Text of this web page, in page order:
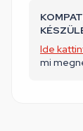
Ide
mi